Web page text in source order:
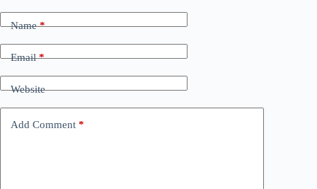
Name*
Email*
Website
Add Comment *